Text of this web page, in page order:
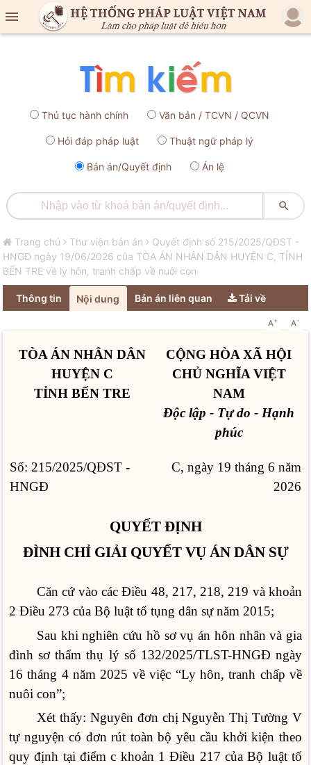

Thủ tục hành chính Văn bản / TCVN / QCVN
Hỏi đáp pháp luật Thuật ngữ pháp lý
Bản án/Quyết định Án lệ

Trang chủ Thư viện bản án
Quyết định số 215/2025/QÐST -
HNGĐ ngày 19/06/2026 của TÒA ÁN NHÂN DÂN HUYỆN C, TỈNH
BẾN TRE về ly hôn, tranh chấp về nuôi con
Thông tin Nội dung Bản án liên quan Tải về
A+ A-
TÒA ÁN NHÂN DÂN
HUYỆN C
TỈNH BẾN TRE
CỘNG HÒA XÃ HỘI
CHỦ NGHĨA VIỆT
NAM
Độc lập - Tự do - Hạnh
phúc
Số: 215/2025/QÐST -
HNGĐ
C, ngày 19 tháng 6 năm
2026
QUYẾT ĐỊNH
ĐÌNH CHỈ GIẢI QUYẾT VỤ ÁN DÂN SỰ
Căn cứ vào các Điều 48, 217, 218, 219 và khoản
2 Điều 273 của Bộ luật tố tụng dân sự năm 2015;
Sau khi nghiên cứu hồ sơ vụ án hôn nhân và gia
đình sơ thẩm thụ lý số 132/2025/TLST-HNGĐ ngày
16 tháng 4 năm 2025 về việc “Ly hôn, tranh chấp về
nuôi con”;
Xét thấy: Nguyên đơn chị Nguyễn Thị Tường V
tự nguyện có đơn rút toàn bộ yêu cầu khởi kiện theo
quy định tại điểm c khoản 1 Điều 217 của Bộ luật tố